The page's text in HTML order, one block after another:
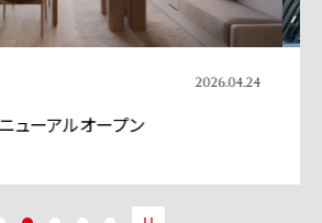
2026.04.13
内」グランドオープン